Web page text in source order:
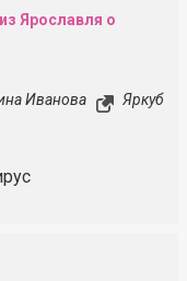
Ярославля о
Иванова Яркуб